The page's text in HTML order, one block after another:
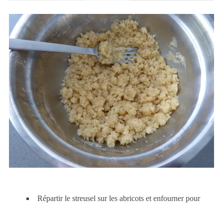
Répartir le streusel sur les abricots et enfourner pour